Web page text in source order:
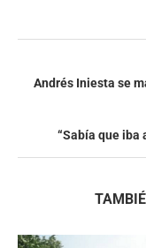
Andrés Iniesta se
“Sabía que iba